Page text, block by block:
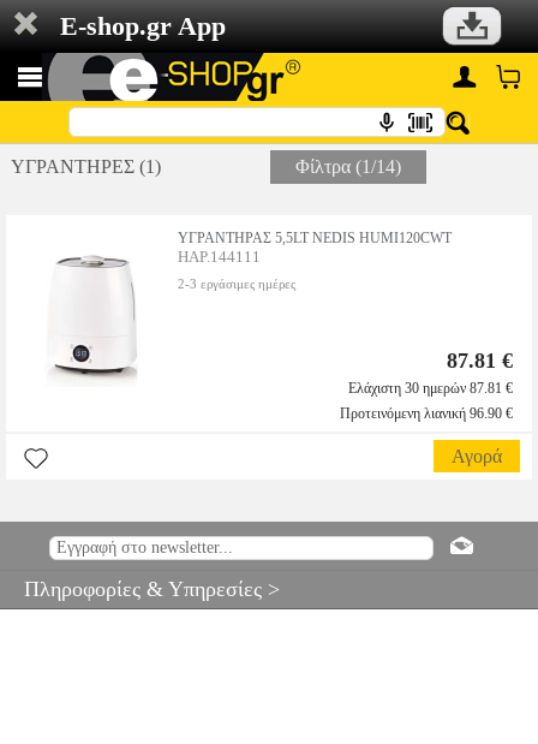
E-shop.gr App
ΥΓΡΑΝΤΗΡΕΣ (1) Φίλτρα (1/14)
ΥΓΡΑΝΤΗΡΑΣ 5,5LT NEDIS HUMI120CWT
HAP.144111
2-3 εργάσιμες ημέρες
87.81 €
Ελάχιστη 30 ημερών 87.81 €
Προτεινόμενη λιανική 96.90 €
Αγορά
Πληροφορίες & Υπηρεσίες >